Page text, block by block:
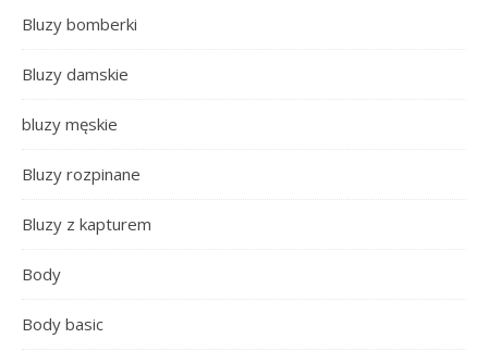
Bluzy bomberki
Bluzy damskie
bluzy męskie
Bluzy rozpinane
Bluzy z kapturem
Body
Body basic